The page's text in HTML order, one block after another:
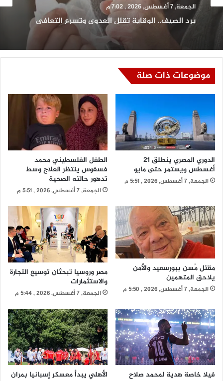
العرب والعالم
الجمعة, 7 أغسطس, 2026 , 7:02 م
برد الصيف.. الوقاية تقلل العدوى وتسرع التعافي
الجمعة, 7 أغسطس, 2026 , 6:17 م
أزمة بيزيرا تتصاعد والزمالك يحسم موقفه
موضوعات ذات صلة
الدوري المصري ينطلق 21
أغسطس ويستمر حتى مايو
الجمعة, 7 أغسطس, 2026 , 5:51 م
الطفل الفلسطيني محمد
فسفوس ينتظر العلاج وسط
تدهور حالته الصحية
الجمعة, 7 أغسطس, 2026 , 5:51 م
مقتل مُسن ببورسعيد والأمن
يلاحق المتهمين
الجمعة, 7 أغسطس, 2026 , 5:50 م
مصر وروسيا تبحثان توسيع التجارة
والاستثمارات
الجمعة, 7 أغسطس, 2026 , 5:44 م
فيلا خاصة هدية لمحمد صلاح
الأهلي يبدأ معسكر إسبانيا بمران